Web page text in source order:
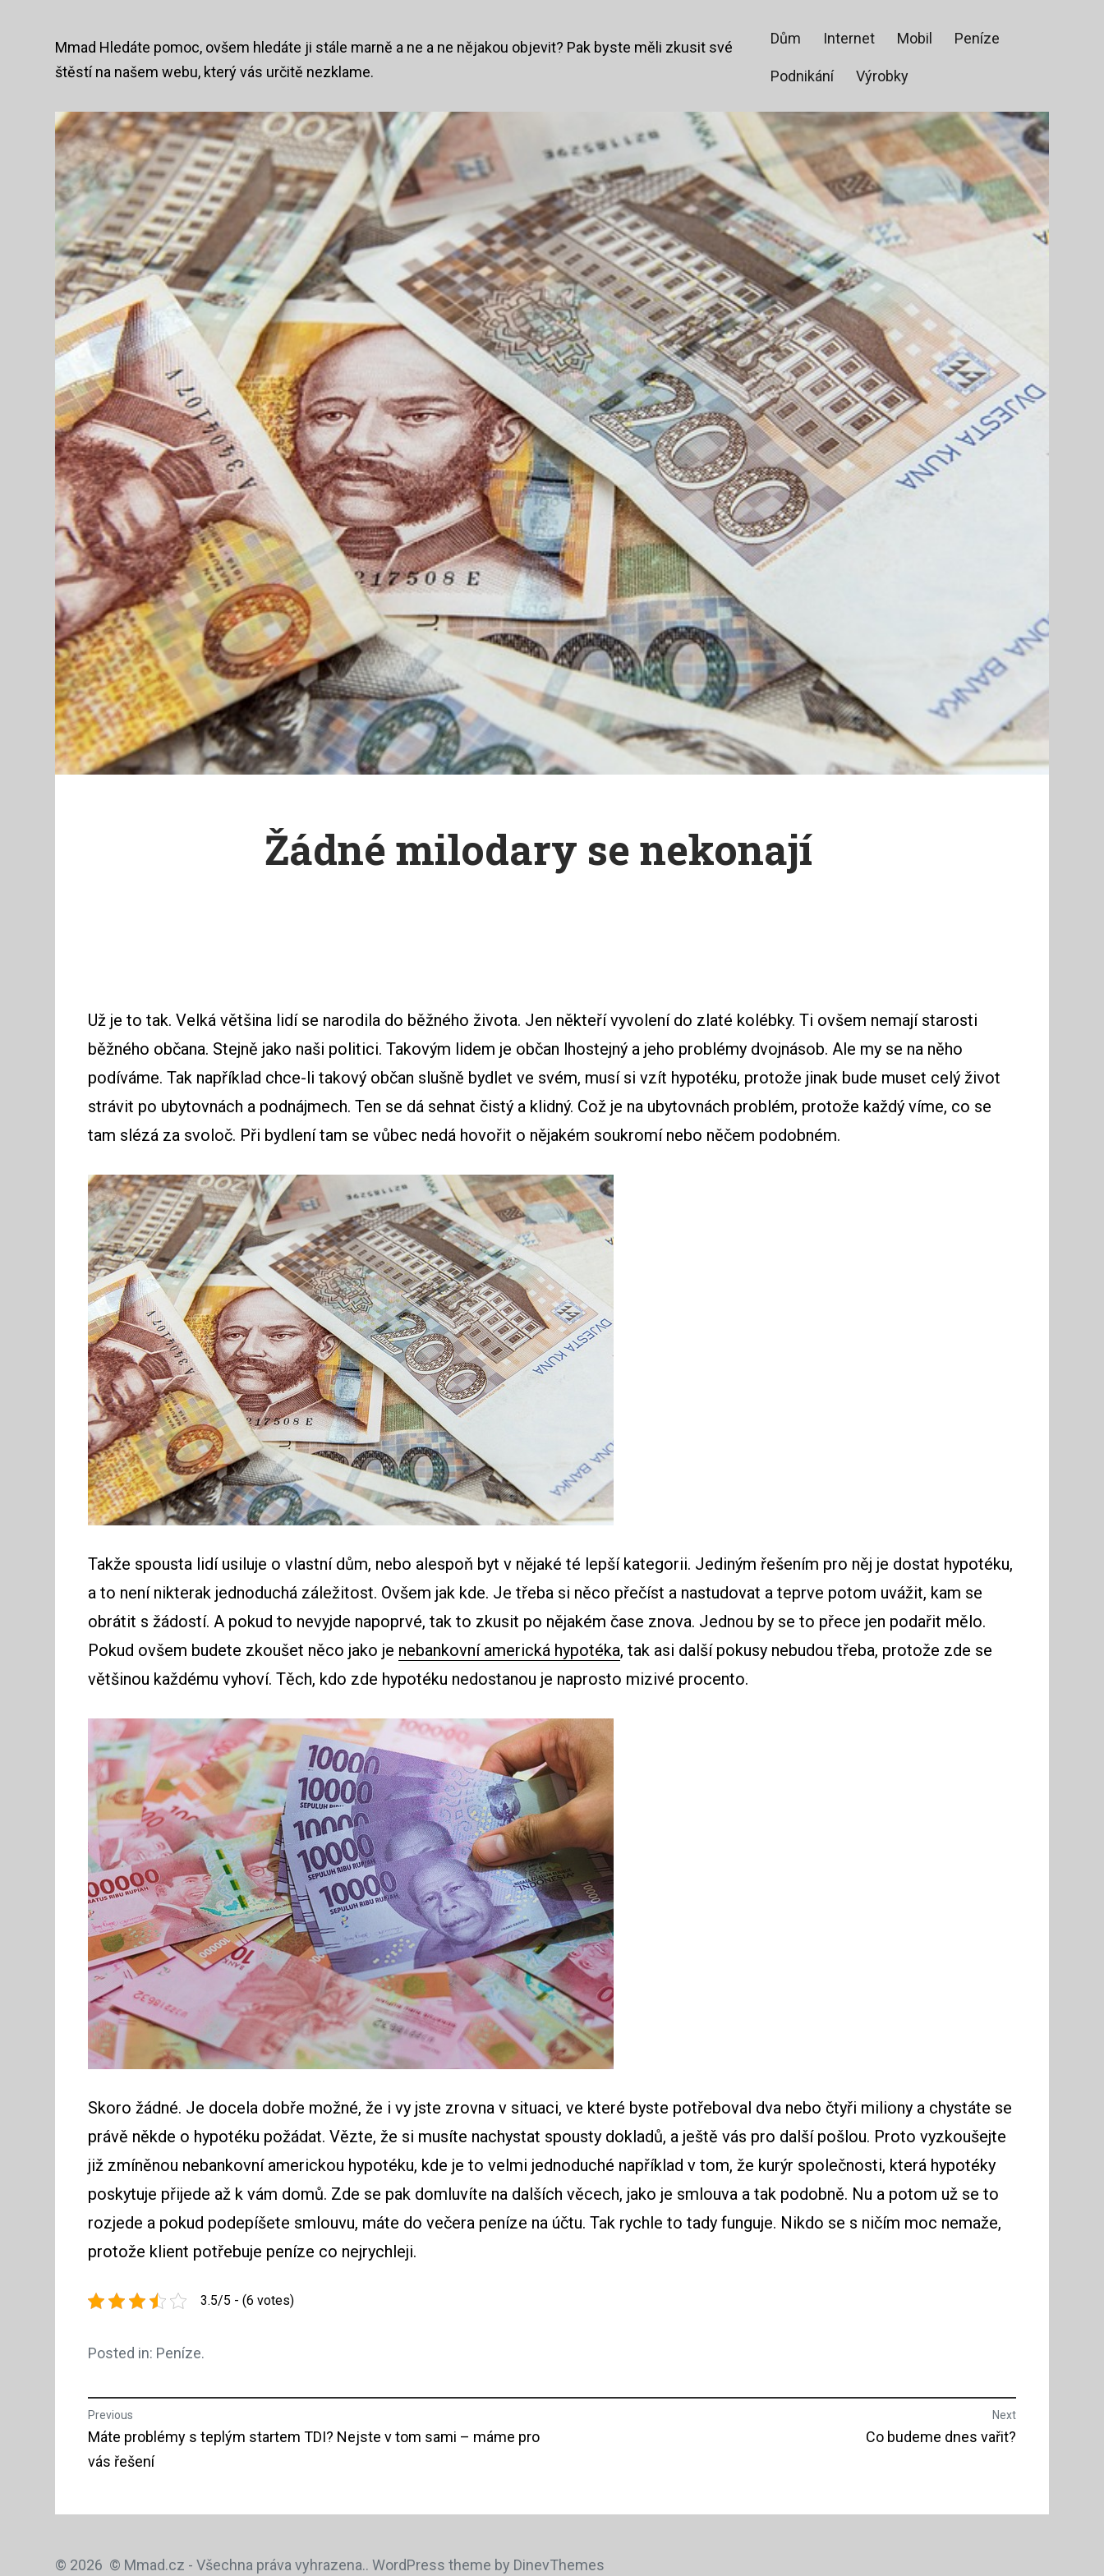
Mmad Hledáte pomoc, ovšem hledáte ji stále marně a ne a ne nějakou objevit? Pak byste měli zkusit své
štěstí na našem webu, který vás určitě nezklame.
Dům Internet Mobil Peníze
Podnikání Výrobky
Žádné milodary se nekonají
Už je to tak. Velká většina lidí se narodila do běžného života. Jen někteří vyvolení do zlaté kolébky. Ti ovšem nemají starosti
běžného občana. Stejně jako naši politici. Takovým lidem je občan lhostejný a jeho problémy dvojnásob. Ale my se na něho
podíváme. Tak například chce-li takový občan slušně bydlet ve svém, musí si vzít hypotéku, protože jinak bude muset celý život
strávit po ubytovnách a podnájmech. Ten se dá sehnat čistý a klidný. Což je na ubytovnách problém, protože každý víme, co se
tam slézá za svoloč. Při bydlení tam se vůbec nedá hovořit o nějakém soukromí nebo něčem podobném.
Takže spousta lidí usiluje o vlastní dům, nebo alespoň byt v nějaké té lepší kategorii. Jediným řešením pro něj je dostat hypotéku,
a to není nikterak jednoduchá záležitost. Ovšem jak kde. Je třeba si něco přečíst a nastudovat a teprve potom uvážit, kam se
obrátit s žádostí. A pokud to nevyjde napoprvé, tak to zkusit po nějakém čase znova. Jednou by se to přece jen podařit mělo.
Pokud ovšem budete zkoušet něco jako je nebankovní americká hypotéka, tak asi další pokusy nebudou třeba, protože zde se
většinou každému vyhoví. Těch, kdo zde hypotéku nedostanou je naprosto mizivé procento.
Skoro žádné. Je docela dobře možné, že i vy jste zrovna v situaci, ve které byste potřeboval dva nebo čtyři miliony a chystáte se
právě někde o hypotéku požádat. Vězte, že si musíte nachystat spousty dokladů, a ještě vás pro další pošlou. Proto vyzkoušejte
již zmíněnou nebankovní americkou hypotéku, kde je to velmi jednoduché například v tom, že kurýr společnosti, která hypotéky
poskytuje přijede až k vám domů. Zde se pak domluvíte na dalších věcech, jako je smlouva a tak podobně. Nu a potom už se to
rozjede a pokud podepíšete smlouvu, máte do večera peníze na účtu. Tak rychle to tady funguje. Nikdo se s ničím moc nemaže,
protože klient potřebuje peníze co nejrychleji.
3.5/5 - (6 votes)
Posted in: Peníze.
Navigace
pro
Previous
Previous
post:
Máte problémy s teplým startem TDI? Nejste v tom sami – máme pro
vás řešení
Next
Next
Co budeme dnes vařit?
© 2026 © Mmad.cz - Všechna práva vyhrazena.. WordPress theme by DinevThemes